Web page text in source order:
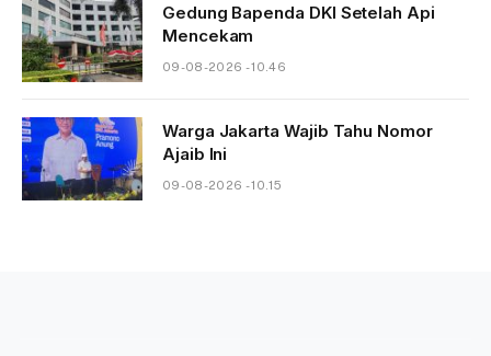
Gedung Bapenda DKI Setelah Api
Mencekam
09-08-2026 - 10.46
Warga Jakarta Wajib Tahu Nomor
Ajaib Ini
09-08-2026 - 10.15